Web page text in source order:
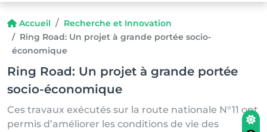
Accueil
Recherche et Innovation
Ring Road: Un projet à grande portée socio-
économique
Ring Road: Un projet à grande portée
socio-économique
Ces travaux exécutés sur la route nationale N°11 ont
permis d’améliorer les conditions de vie des